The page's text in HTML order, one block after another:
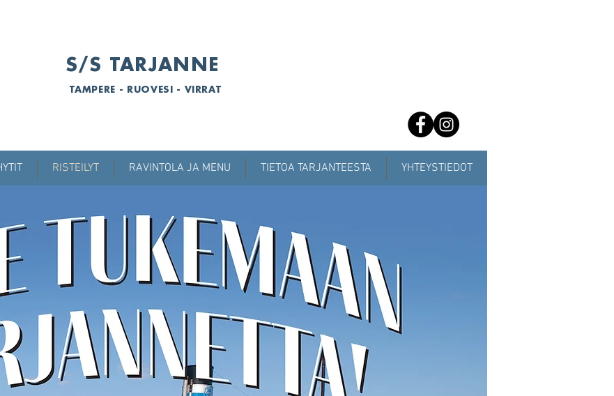
S/S TARJANNE
TAMPERE - RUOVESI - VIRRAT
RISTEILYT RAVINTOLA JA MENU TIETOA TARJANTEESTA YHTEYSTIEDOT